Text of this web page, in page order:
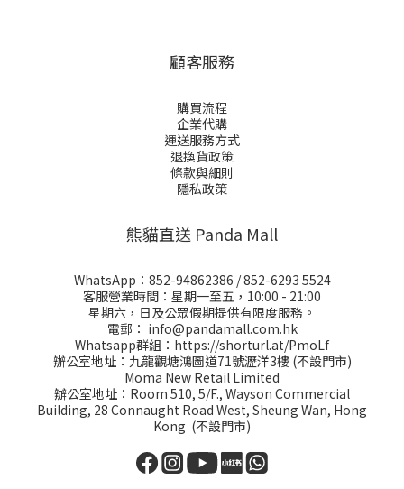
顧客服務
購買流程
企業代購
運送服務方式
退換貨政策
條款與細則
隱私政策
熊貓直送 Panda Mall
WhatsApp： 852-94862386 /852-6293 5524
客服營業時間：星期一至五，10:00 - 21:00
星期六，日及公眾假期提供有限度服務。
電郵： info@pandamall.com.hk
Whatsapp群組： https://shorturl.at/PmoLf
辦公室地址：九龍觀塘鴻圖道71號瀝洋3樓 (不設門市)
Moma New Retail Limited
辦公室地址：Room 510, 5/F., Wayson Commercial
Building, 28 Connaught Road West, Sheung Wan, Hong
Kong (不設門市)